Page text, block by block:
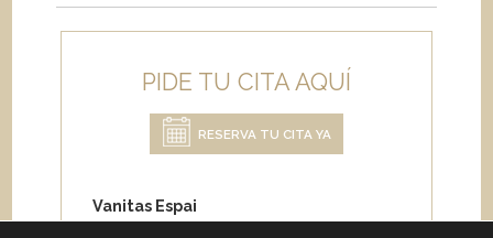
PIDE TU CITA AQUÍ
RESERVA TU CITA YA
Vanitas Espai
Carrer de Paris 204